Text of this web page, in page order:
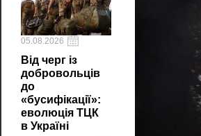
05.08.2026
Від черг із
добровольців
до
«бусифікації»:
еволюція ТЦК
в Україні